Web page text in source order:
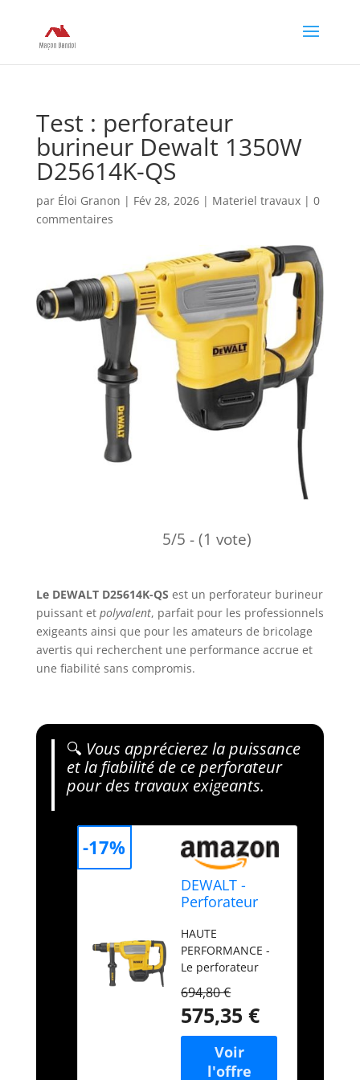
Test : perforateur
burineur Dewalt 1350W
D25614K-QS
par Éloi Granon | Fév 28, 2026| Materiel travaux| 0
commentaires
5/5 - (1 vote)
Le DEWALT D25614K-QS est un perforateur burineur
puissant et polyvalent, parfait pour les professionnels
exigeants ainsi que pour les amateurs de bricolage
avertis qui recherchent une performance accrue et
une fiabilité sans compromis.
🔍 Vous apprécierez la puissance
et la fiabilité de ce perforateur
pour des travaux exigeants.
DEWALT -
Perforateur
1350W - 10,5J -
livré avec
coffret -
‎D25614K-QS
HAUTE
PERFORMANCE -
Le perforateur
de 1350W est
conçu pour offrir
une performance
exceptionnelle
pour les travaux
694,80 €
575,35 €
-17%